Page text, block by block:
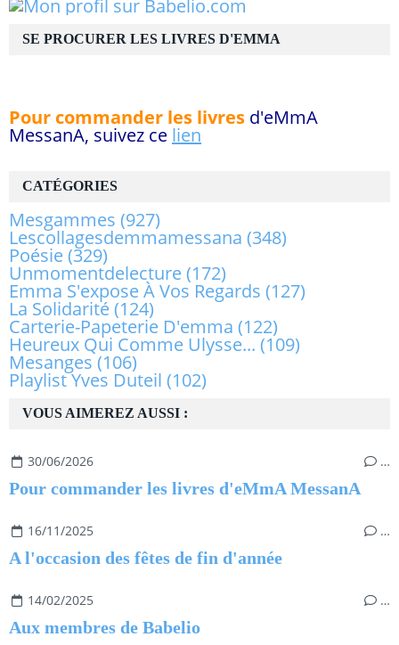
VOUS AIMEREZ AUSSI :
30/06/2026 …
Pour commander les livres d'eMmA MessanA
16/11/2025 …
A l'occasion des fêtes de fin d'année
14/02/2025 …
Aux membres de Babelio
CATÉGORIES
Mesgammes (927)
Lescollagesdemmamessana (348)
Poésie(329)
Unmomentdelecture(172)
Emma S'expose À Vos Regards (127)
La Solidarité(124)
Carterie-Papeterie D'emma (122)
Heureux Qui Comme Ulysse... (109)
Mesanges (106)
Playlist Yves Duteil (102)
SE PROCURER LES LIVRES D'EMMA
Pour commander les livres d'eMmA
MessanA, suivez ce lien